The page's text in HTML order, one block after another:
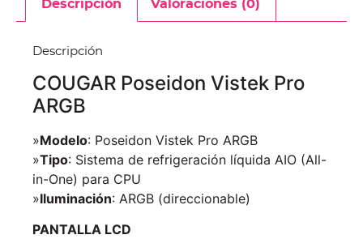
Descripción Valoraciones (0)
Descripción
COUGAR Poseidon Vistek Pro
ARGB
»Modelo: Poseidon Vistek Pro ARGB
»Tipo: Sistema de refrigeración líquida AIO (All-
in-One) para CPU
»Iluminación: ARGB (direccionable)
PANTALLA LCD